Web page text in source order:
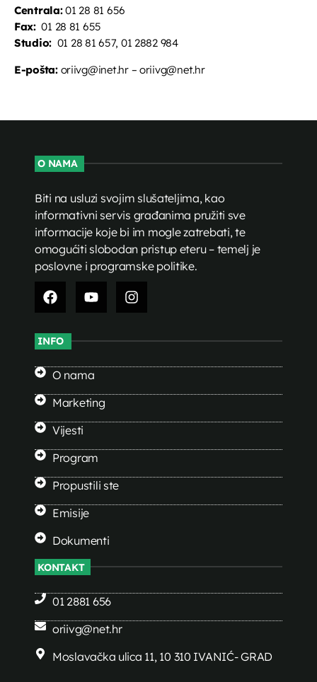
Centrala:01 28 81 656
Fax:01 28 81 655
Studio: 01 28 81 657, 01 2882 984
E-pošta:oriivg@inet.hr – oriivg@net.hr
O NAMA
Biti na usluzi svojim slušateljima, kao
informativni servis građanima pružiti sve
informacije koje bi im mogle zatrebati, te
omogućiti slobodan pristup eteru – temelj je
poslovne i programske politike.
INFO
O nama
Marketing
Vijesti
Program
Propustili ste
Emisije
Dokumenti
KONTAKT
01 2881 656
oriivg@net.hr
Moslavačka ulica 11, 10 310 IVANIĆ- GRAD